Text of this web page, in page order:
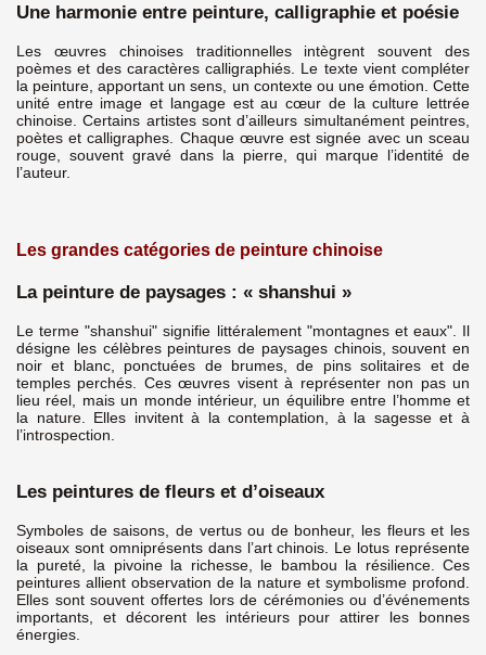
Une harmonie entre peinture, calligraphie et poésie
Les œuvres chinoises traditionnelles intègrent souvent des
poèmes et des caractères calligraphiés. Le texte vient compléter
la peinture, apportant un sens, un contexte ou une émotion. Cette
unité entre image et langage est au cœur de la culture lettrée
chinoise. Certains artistes sont d’ailleurs simultanément peintres,
poètes et calligraphes. Chaque œuvre est signée avec un sceau
rouge, souvent gravé dans la pierre, qui marque l’identité de
l’auteur.
Les grandes catégories de peinture chinoise
La peinture de paysages : « shanshui »
Le terme "shanshui" signifie littéralement "montagnes et eaux". Il
désigne les célèbres peintures de paysages chinois, souvent en
noir et blanc, ponctuées de brumes, de pins solitaires et de
temples perchés. Ces œuvres visent à représenter non pas un
lieu réel, mais un monde intérieur, un équilibre entre l’homme et
la nature. Elles invitent à la contemplation, à la sagesse et à
l’introspection.
Les peintures de fleurs et d’oiseaux
Symboles de saisons, de vertus ou de bonheur, les fleurs et les
oiseaux sont omniprésents dans l’art chinois. Le lotus représente
la pureté, la pivoine la richesse, le bambou la résilience. Ces
peintures allient observation de la nature et symbolisme profond.
Elles sont souvent offertes lors de cérémonies ou d’événements
importants, et décorent les intérieurs pour attirer les bonnes
énergies.